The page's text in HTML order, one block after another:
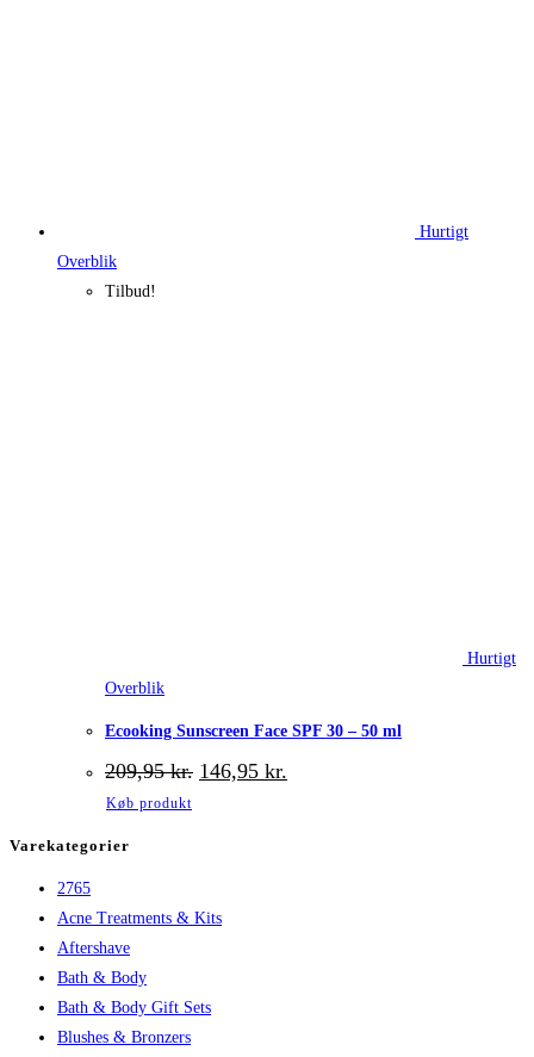
Hurtigt
Overblik
Tilbud!
Hurtigt
Overblik
Ecooking Sunscreen Face SPF 30 – 50 ml
209,95kr. Den
oprindelige
146,95 kr.
aktuelle
Køb produkt
Varekategorier
2765
Acne Treatments & Kits
Aftershave
Bath & Body
Bath & Body Gift Sets
Blushes & Bronzers